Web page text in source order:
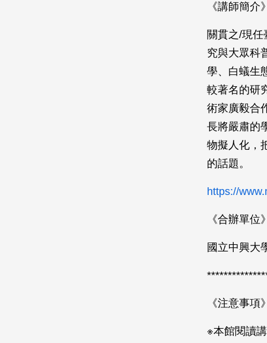
《講師簡介》
關貫之/現
究與大眾科
學、白蟻生
較著名的研
術家廣毅合
長將嚴肅的
物擬人化，
的話題。
https://
《合辦單位》
國立中興大
《注意事項》
※本館閱讀